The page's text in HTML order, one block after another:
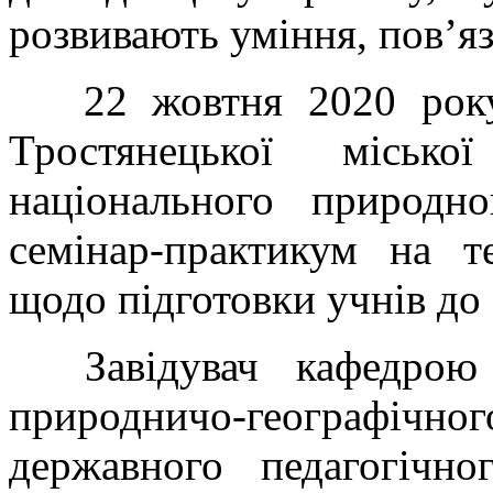
розвивають уміння,
22 жовтня 2020 року
Тростянецької
національного
семінар-практикум на
щодо підготовки учнів до
Завідувач кафедрою
природничо-
державного